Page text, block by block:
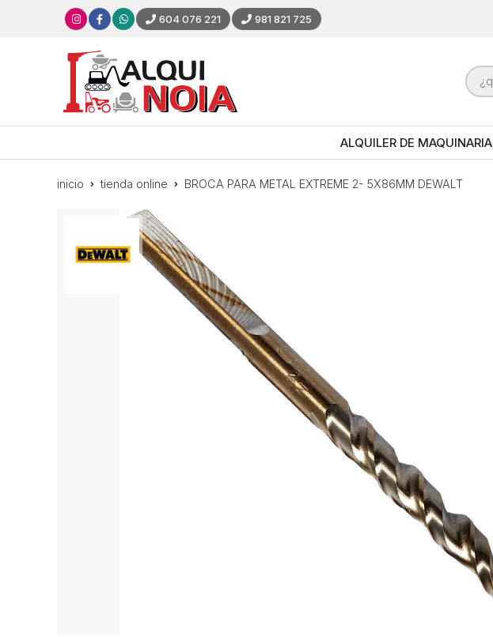
604 076 221 981 821 725
ALQUILER DE MAQUINARIA
inicio tienda online BROCA PARA METAL EXTREME 2- 5X86MM DEWALT